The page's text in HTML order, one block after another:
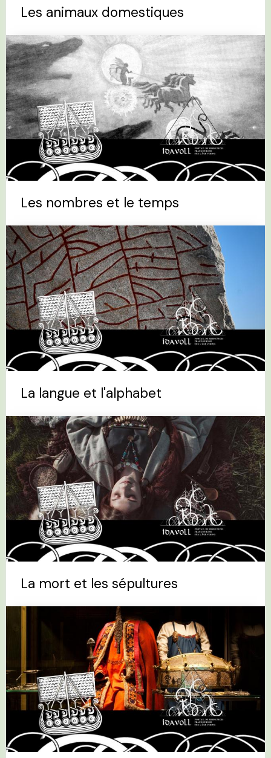
Les animaux domestiques
Les nombres et le temps
La langue et l'alphabet
La mort et les sépultures